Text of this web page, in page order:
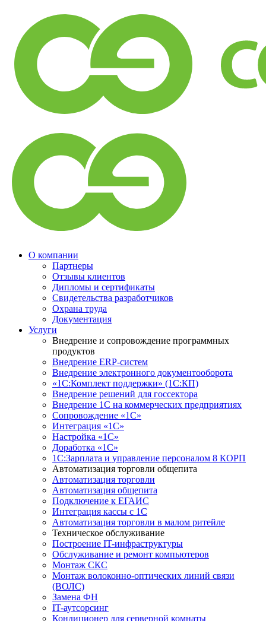
О компании
Партнеры
Отзывы клиентов
Дипломы и сертификаты
Свидетельства разработчиков
Охрана труда
Документация
Услуги
Внедрение и сопровождение программных
продуктов
Внедрение ERP-систем
Внедрение электронного документооборота
«1С:Комплект поддержки» (1С:КП)
Внедрение решений для госсектора
Внедрение 1С на коммерческих предприятиях
Сопровождение «1С»
Интеграция «1С»
Настройка «1С»
Доработка «1С»
1С:Зарплата и управление персоналом 8 КОРП
Автоматизация торговли общепита
Автоматизация торговли
Автоматизация общепита
Подключение к ЕГАИС
Интеграция кассы с 1С
Автоматизация торговли в малом ритейле
Техническое обслуживание
Построение IT-инфраструктуры
Обслуживание и ремонт компьютеров
Монтаж СКС
Монтаж волоконно-оптических линий связи
(ВОЛС)
Замена ФН
IT-аутсорсинг
Кондиционер для серверной комнаты